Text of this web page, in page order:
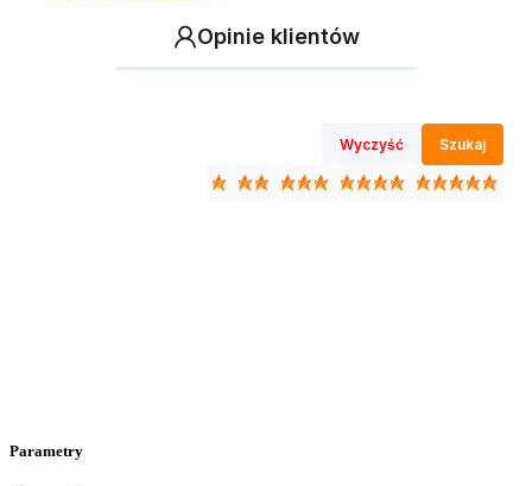
Opinie klientów
Wyczyść Szukaj
Parametry